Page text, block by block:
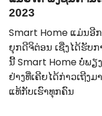
2023
Smart Home ແມ່ນອີ
ຍຸກດີຈິຕ່ອນ ເຊີ່ງໄດ້ຮັບ
ນີ້ Smart Home ບໍ່ພຽ
ຢ່າງທີ່ເຄີຍໄດ້ກ່າວເຖີງ
ແທ້ກັບເຮົາທຸກຄົນ